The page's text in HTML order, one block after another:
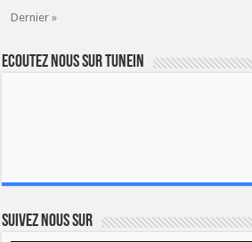
Dernier »
Ecoutez nous sur TuneIn
Suivez nous sur